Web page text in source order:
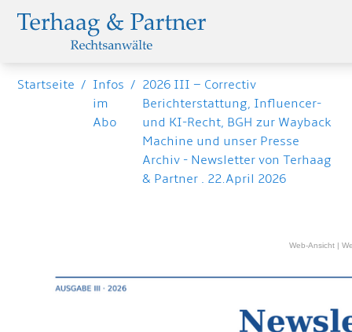
Startseite / Infos
im
Abo
/ 2026 III – Correctiv
Berichterstattung, Influencer-
und KI-Recht, BGH zur Wayback
Machine und unser Presse
Archiv - Newsletter von Terhaag
& Partner · 22.April 2026
Web-Ansicht |